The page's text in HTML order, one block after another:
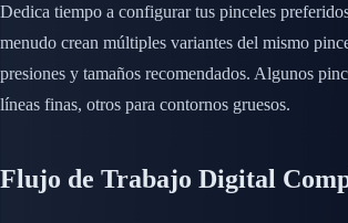
Dedica tiempo a configurar tus pinceles
menudo crean múltiples variantes del mismo
presiones y tamaños recomendados. Algunos
líneas finas, otros para contornos gruesos.
Flujo de Trabajo Digital